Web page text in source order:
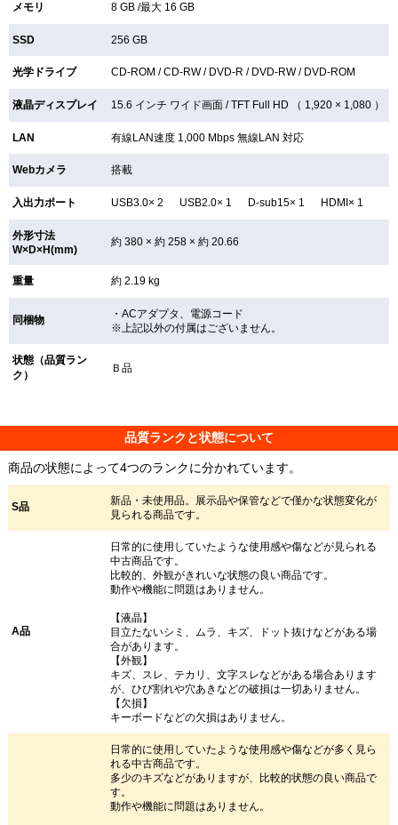
メモリ 8 GB /最大 16 GB
SSD 256 GB
光学ドライブ CD-ROM /CD-RW / DVD-R / DVD-RW / DVD-ROM
液晶ディスプレイ 15.6 インチ ワイド画面 /TFT Full HD （ 1,920 × 1,080 ）
LAN 有線LAN速度 1,000 Mbps 無線LAN対応
Webカメラ 搭載
入出力ポート USB3.0× 2 USB2.0× 1 D-sub15× 1 HDMI× 1
外形寸法
W×D×H(mm)
約 380 × 約 258 × 約 20.66
重量 約 2.19 kg
同梱物
・ACアダプタ、電源コード
※上記以外の付属はございません。
状態（品質ラン
ク）
Ｂ品
品質ランクと状態について
商品の状態によって4つのランクに分かれています。
S品
新品・未使用品。展示品や保管などで僅かな状態変化が
見られる商品です。
A品
日常的に使用していたような使用感や傷などが見られる
中古商品です。
比較的、外観がきれいな状態の良い商品です。
動作や機能に問題はありません。
【液晶】
目立たないシミ、ムラ、キズ、ドット抜けなどがある場
合があります。
【外観】
キズ、スレ、テカリ、文字スレなどがある場合あります
が、ひび割れや穴あきなどの破損は一切ありません。
【欠損】
キーボードなどの欠損はありません。
日常的に使用していたような使用感や傷などが多く見ら
れる中古商品です。
多少のキズなどがありますが、比較的状態の良い商品で
す。
動作や機能に問題はありません。